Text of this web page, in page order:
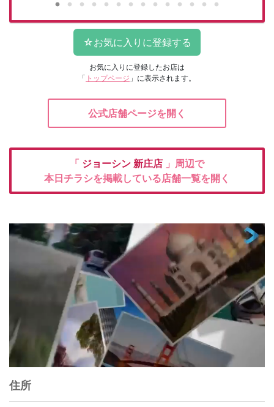
お気に入りに登録したお店は
「 トップページ 」に表示されます。
公式店舗ページを開く
「 ジョーシン 新庄店 」周辺で
本日チラシを掲載している店舗一覧を開く
住所